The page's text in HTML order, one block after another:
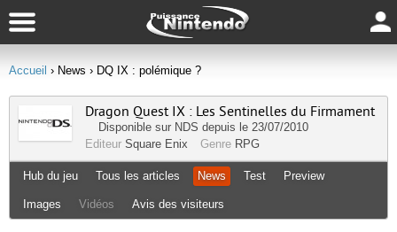
Accueil › News › DQ IX : polémique ?
Dragon Quest IX : Les Sentinelles du Firmament
Disponible sur NDS depuis le 23/07/2010
Editeur Square Enix Genre RPG
Hub du jeu Tous les articles News Test Preview
Images Vidéos Avis des visiteurs